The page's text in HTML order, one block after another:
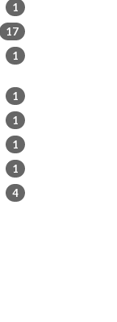
1
17
1
1
1
1
1
4